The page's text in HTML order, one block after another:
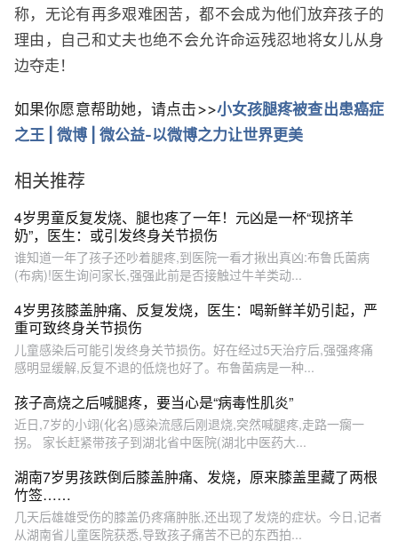
称，无论有再多艰难困苦，都不会成为他们放弃孩子的
理由，自己和丈夫也绝不会允许命运残忍地将女儿从身
边夺走！
如果你愿意帮助她，请点击>>小女孩腿疼被查出患癌症
之王 | 微博 | 微公益-以微博之力让世界更美
相关推荐
4岁男童反复发烧、腿也疼了一年！元凶是一杯“现挤羊
奶”，医生：或引发终身关节损伤
谁知道一年了孩子还吵着腿疼,到医院一看才揪出真凶:布鲁氏菌病
(布病)!医生询问家长,强强此前是否接触过牛羊类动...
4岁男孩膝盖肿痛、反复发烧，医生：喝新鲜羊奶引起，严
重可致终身关节损伤
儿童感染后可能引发终身关节损伤。好在经过5天治疗后,强强疼痛
感明显缓解,反复不退的低烧也好了。布鲁菌病是一种...
孩子高烧之后喊腿疼，要当心是“病毒性肌炎”
近日,7岁的小翊(化名)感染流感后刚退烧,突然喊腿疼,走路一瘸一
拐。 家长赶紧带孩子到湖北省中医院(湖北中医药大...
湖南7岁男孩跌倒后膝盖肿痛、发烧，原来膝盖里藏了两根
竹签……
几天后雄雄受伤的膝盖仍疼痛肿胀,还出现了发烧的症状。今日,记者
从湖南省儿童医院获悉,导致孩子痛苦不已的东西拍...